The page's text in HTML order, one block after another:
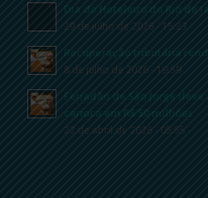
Dia do Hoteleiro do Rio de
29 de julho de 2026 - 15:23
Recuperação tributária
8 de julho de 2026 - 19:59
Feriadão de São Jorge
carioca em R$ 50 milhões
22 de abril de 2026 - 05:55